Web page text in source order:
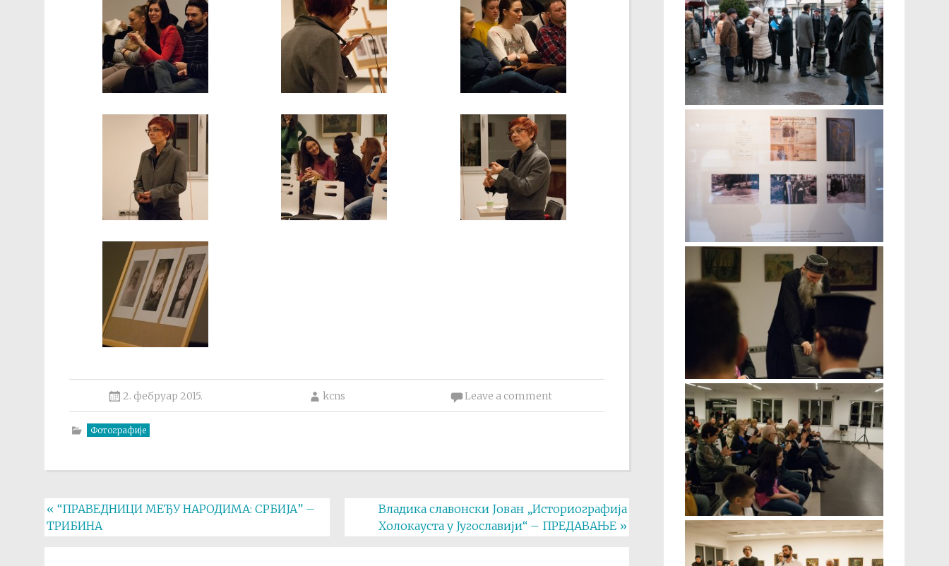
2. фебруар 2015. kcns Leave a comment
Фотографије
Post
navigation
« “ПРАВЕДНИЦИ МЕЂУ НАРОДИМА: СРБИЈА” –
ТРИБИНА
Владика славонски Јован „Историографија
Холокауста у Југославији“ – ПРЕДАВАЊЕ »